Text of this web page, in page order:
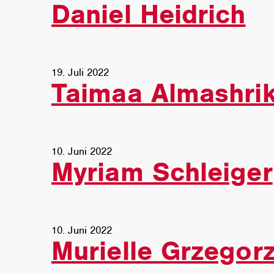
Daniel Heidrich
19. Juli 2022
Taimaa
10. Juni 2022
Myriam Schleiger
10. Juni 2022
Murielle